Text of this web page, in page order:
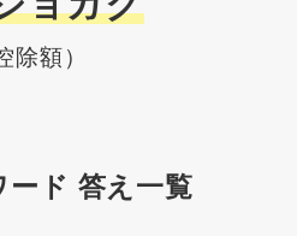
除額）
ード 答え一覧